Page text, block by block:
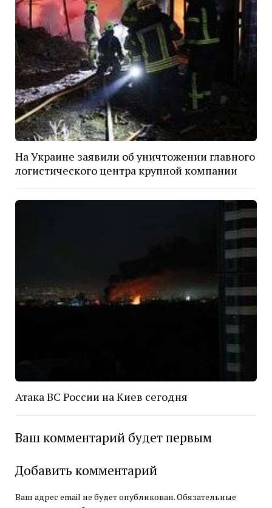
На Украине заявили об уничтожении главного
логистического центра крупной компании
Атака ВС России на Киев сегодня
Ваш комментарий будет первым
Добавить комментарий
Ваш адрес email не будет опубликован.Обязательные